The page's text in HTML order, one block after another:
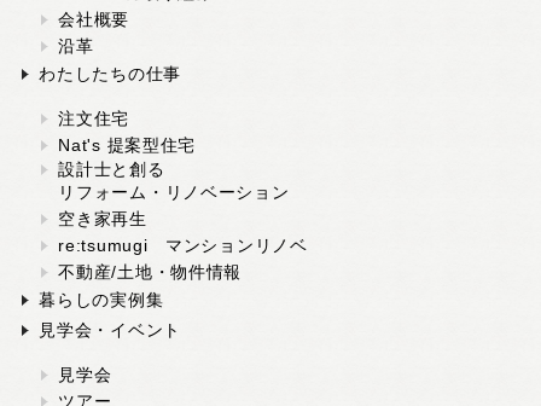
会社概要
沿革
わたしたちの仕事
注文住宅
Nat's 提案型住宅
設計士と創る
リフォーム・リノベーション
空き家再生
re:tsumugi マンションリノベ
不動産/土地・物件情報
暮らしの実例集
見学会・イベント
見学会
ツアー